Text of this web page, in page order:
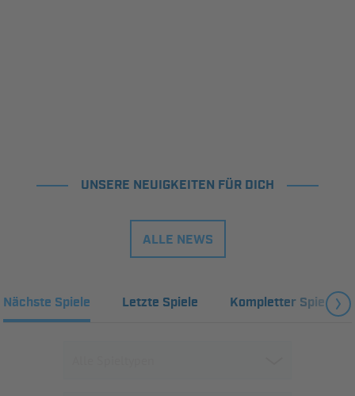
UNSERE NEUIGKEITEN FÜR DICH
ALLE NEWS
Nächste Spiele Letzte Spiele Kompletter Spielplan